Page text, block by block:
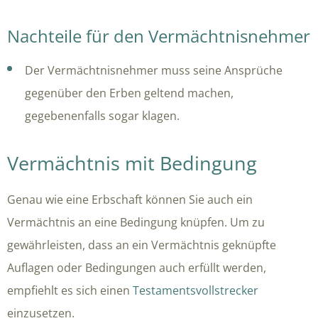
Nachteile für den Vermächtnisnehmer
Der Vermächtnisnehmer muss seine Ansprüche
gegenüber den Erben geltend machen,
gegebenenfalls sogar klagen.
Vermächtnis mit Bedingung
Genau wie eine Erbschaft können Sie auch ein
Vermächtnis an eine Bedingung knüpfen. Um zu
gewährleisten, dass an ein Vermächtnis geknüpfte
Auflagen oder Bedingungen auch erfüllt werden,
empfiehlt es sich einen Testamentsvollstrecker
einzusetzen.